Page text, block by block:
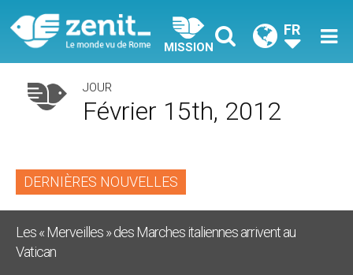
MISSION
FR
JOUR
Février 15th, 2012
DERNIÈRES NOUVELLES
Les « Merveilles » des Marches italiennes arrivent au
Vatican